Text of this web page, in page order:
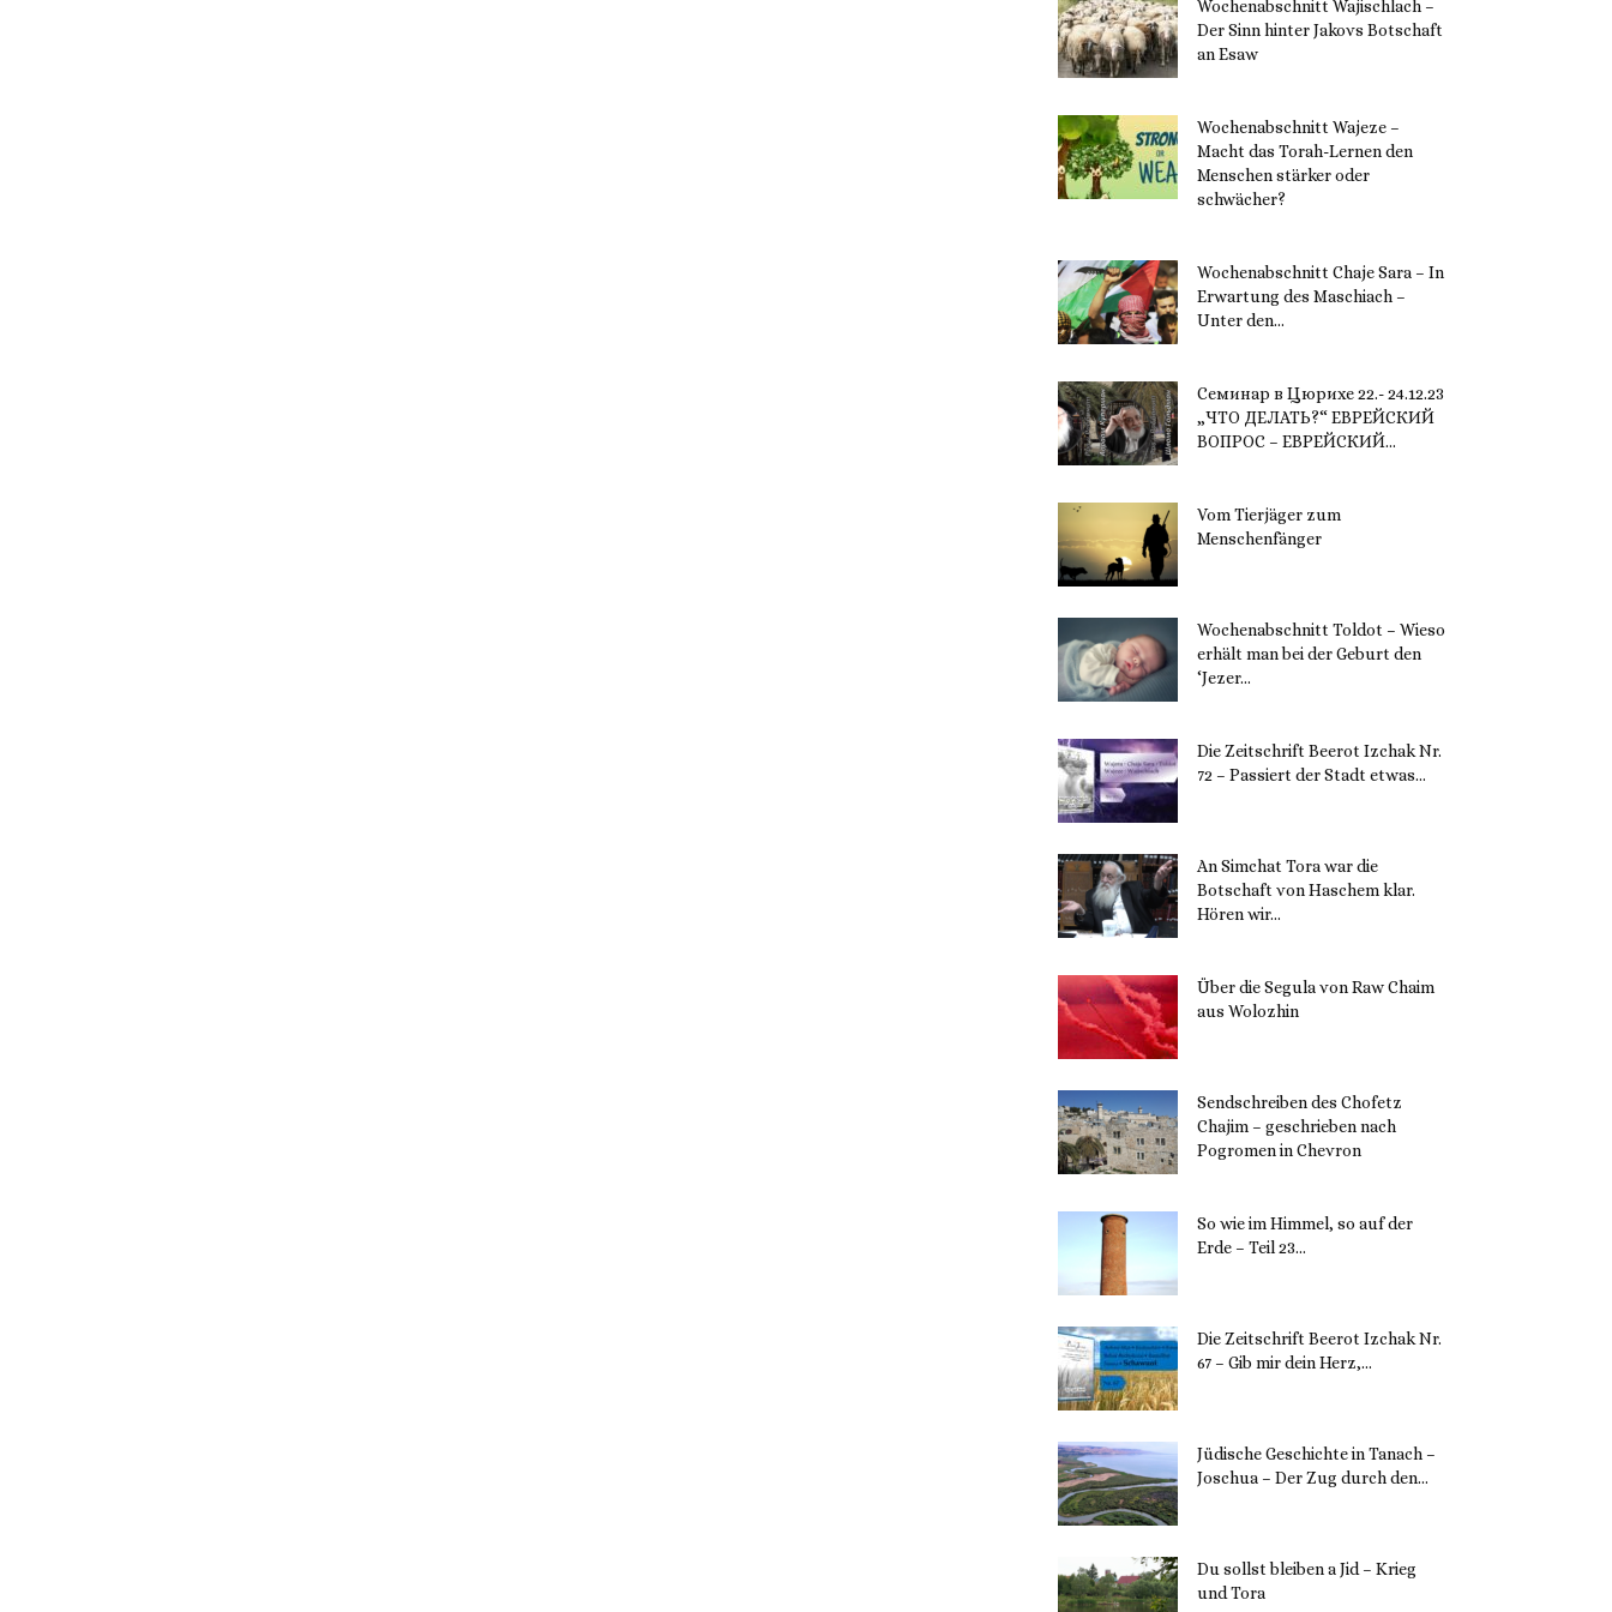
Wochenabschnitt Wajischlach –
Der Sinn hinter Jakovs Botschaft
an Esaw
Wochenabschnitt Wajeze –
Macht das Torah-Lernen den
Menschen stärker oder
schwächer?
Wochenabschnitt Chaje Sara – In
Erwartung des Maschiach –
Unter den...
Семинар в Цюрихе 22.- 24.12.23
„ЧТО ДЕЛАТЬ?“ ЕВРЕЙСКИЙ
ВОПРОС – ЕВРЕЙСКИЙ...
Vom Tierjäger zum
Menschenfänger
Wochenabschnitt Toldot – Wieso
erhält man bei der Geburt den
‘Jezer...
Die Zeitschrift Beerot Izchak Nr.
72 – Passiert der Stadt etwas...
An Simchat Tora war die
Botschaft von Haschem klar.
Hören wir...
Über die Segula von Raw Chaim
aus Wolozhin
Sendschreiben des Chofetz
Chajim – geschrieben nach
Pogromen in Chevron
So wie im Himmel, so auf der
Erde – Teil 23...
Die Zeitschrift Beerot Izchak Nr.
67 – Gib mir dein Herz,...
Jüdische Geschichte in Tanach –
Joschua – Der Zug durch den...
Du sollst bleiben a Jid – Krieg
und Tora